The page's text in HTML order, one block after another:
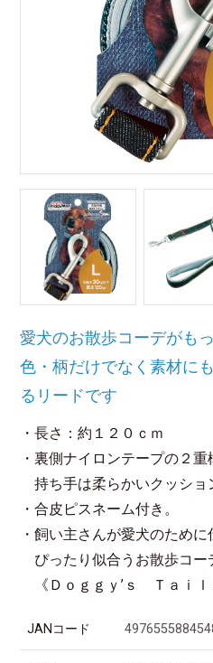
愛犬のお散歩コーデがも
色・柄だけでなく素材に
るリードです
・長さ：約１２０ｃｍ
・裏側ナイロンテープの２重
持ち手は柔らかいクッショ
・合皮ピスネーム付き。
・飼い主さんが愛犬のために
ぴったり似合うお散歩コー
《Ｄｏｇｇｙ’ｓ Ｔａｉｌ
JANコード